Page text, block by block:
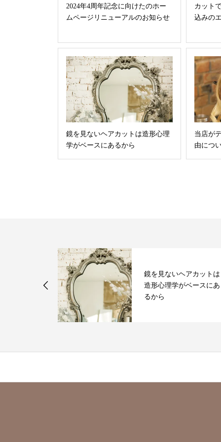
2024年4周年記念に向けたのホー
ムページリニューアルのお知らせ
カット
込みの
鏡を見ないヘアカットは造形心理
学がベースにあるから
当店が
由につ
鏡を見ないヘアカットは
造形心理学がベースにあ
るから